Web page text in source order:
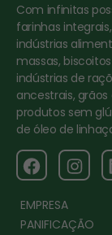
Com infinitas
farinhas
indústrias
massas,
indústrias de
ancestrais,
produtos sem
de óleo de
EMPRESA
PANIFICAÇÃO